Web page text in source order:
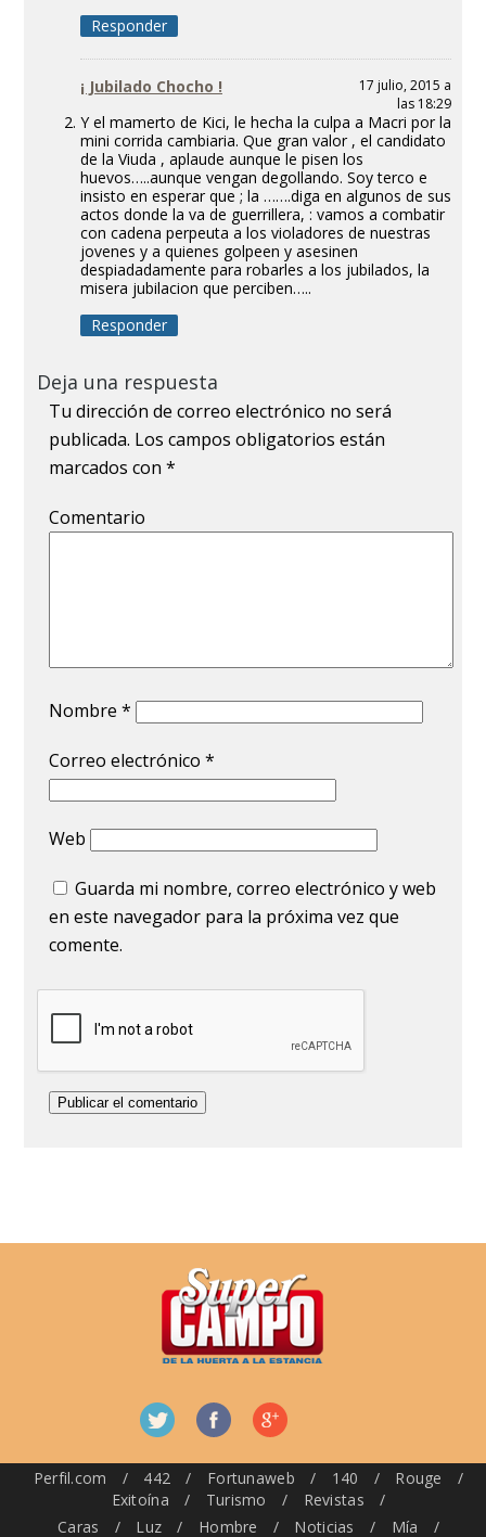
Responder
¡ Jubilado Chocho !
17 julio, 2015 a
las 18:29
Y el mamerto de Kici, le hecha la culpa a Macri por la
mini corrida cambiaria. Que gran valor , el candidato
de la Viuda , aplaude aunque le pisen los
huevos…..aunque vengan degollando. Soy terco e
insisto en esperar que ; la …….diga en algunos de sus
actos donde la va de guerrillera, : vamos a combatir
con cadena perpeuta a los violadores de nuestras
jovenes y a quienes golpeen y asesinen
despiadadamente para robarles a los jubilados, la
misera jubilacion que perciben…..
Responder
Deja una respuesta
Tu dirección de correo electrónico no será
publicada. Los campos obligatorios están
marcados con*
Comentario
Nombre*
Correo electrónico*
Web
Guarda mi nombre, correo electrónico y web
en este navegador para la próxima vez que
comente.
Perfil.com / 442 / Fortunaweb / 140 / Rouge
/
Exitoína
/ Turismo / Revistas
/
Caras
/ Luz / Hombre / Noticias / Mía /